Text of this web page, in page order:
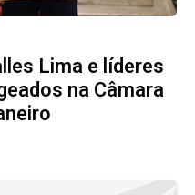
Lima e líderes
na Câmara